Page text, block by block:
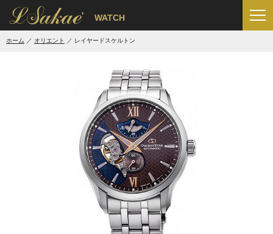
' WATCH
ホーム オリエント レイヤードスケルトン